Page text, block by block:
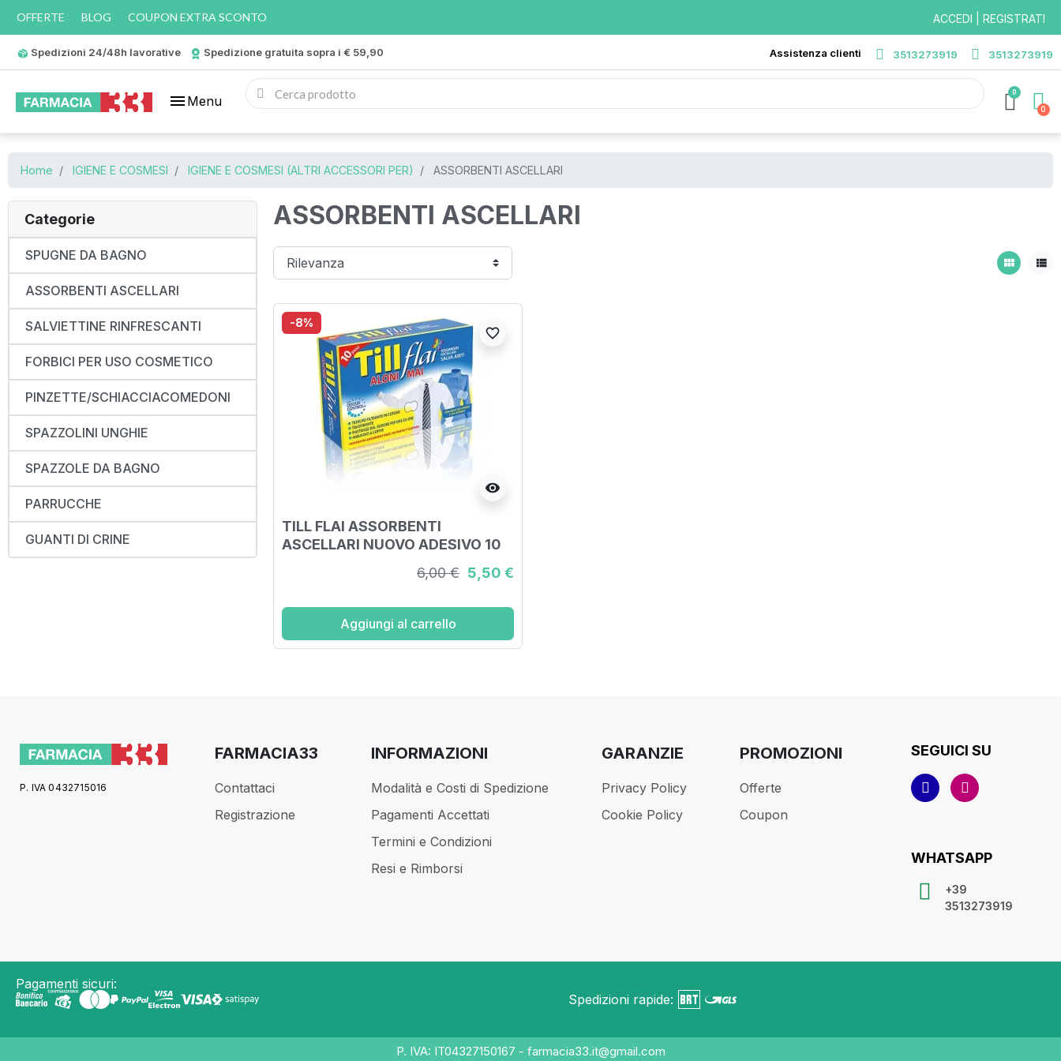
OFFERTE BLOG COUPON EXTRA SCONTO ACCEDI | REGISTRATI
Spedizioni 24/48h lavorative Spedizione gratuita sopra i € 59,90 Assistenza clienti 3513273919 3513273919
menu Menu
0
Home IGIENE E COSMESI IGIENE E COSMESI (ALTRI ACCESSORI PER) ASSORBENTI ASCELLARI
Categorie
SPUGNE DA BAGNO
ASSORBENTI ASCELLARI
SALVIETTINE RINFRESCANTI
FORBICI PER USO COSMETICO
PINZETTE/SCHIACCIACOMEDONI
SPAZZOLINI UNGHIE
SPAZZOLE DA BAGNO
PARRUCCHE
GUANTI DI CRINE
ASSORBENTI ASCELLARI
view_module view_list
-8%
visibility
favorite_border
TILL FLAI ASSORBENTI
ASCELLARI NUOVO ADESIVO 10
6,00 € 5,50 €
Aggiungi al carrello
P. IVA 0432715016
FARMACIA33
Contattaci
Registrazione
INFORMAZIONI
Modalità e Costi di Spedizione
Pagamenti Accettati
Termini e Condizioni
Resi e Rimborsi
GARANZIE
Privacy Policy
Cookie Policy
PROMOZIONI
Offerte
Coupon
SEGUICI SU
WHATSAPP
+39
3513273919
Pagamenti sicuri:
Spedizioni rapide:
P. IVA: IT04327150167 - farmacia33.it@gmail.com